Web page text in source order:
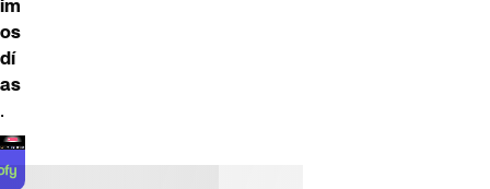
im
os
dí
as
.